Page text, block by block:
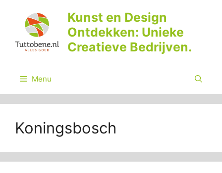
inhoud
Kunst en Design
Ontdekken: Unieke
Creatieve Bedrijven.
Menu
Koningsbosch